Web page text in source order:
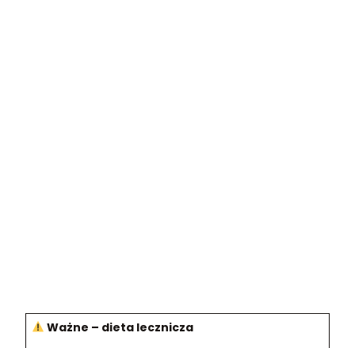
Ważne – dieta lecznicza